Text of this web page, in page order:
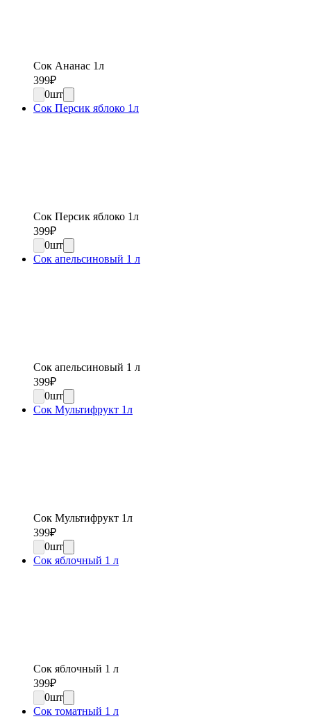
Сок Ананас 1л
399₽
0шт
Сок Персик яблоко 1л
Сок Персик яблоко 1л
399₽
0шт
Сок апельсиновый 1 л
Сок апельсиновый 1 л
399₽
0шт
Сок Мультифрукт 1л
Сок Мультифрукт 1л
399₽
0шт
Сок яблочный 1 л
Сок яблочный 1 л
399₽
0шт
Сок томатный 1 л